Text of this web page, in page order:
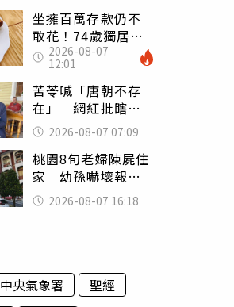
坐擁百萬存款仍不
敢花！74歲獨居翁
「1餐只吃1片吐
司」 半年後暴瘦
嚇壞女兒
2026-08-07
12:01
苦苓喊「唐朝不存
在」 網紅批瞎編
歷史：李白、杜甫
用鮮卑文寫詩？
2026-08-07 07:09
桃園8旬老婦陳屍住
家 幼孫嚇壞報警
「公公殺了婆婆」
2026-08-07 16:18
中央氣象署
聖經